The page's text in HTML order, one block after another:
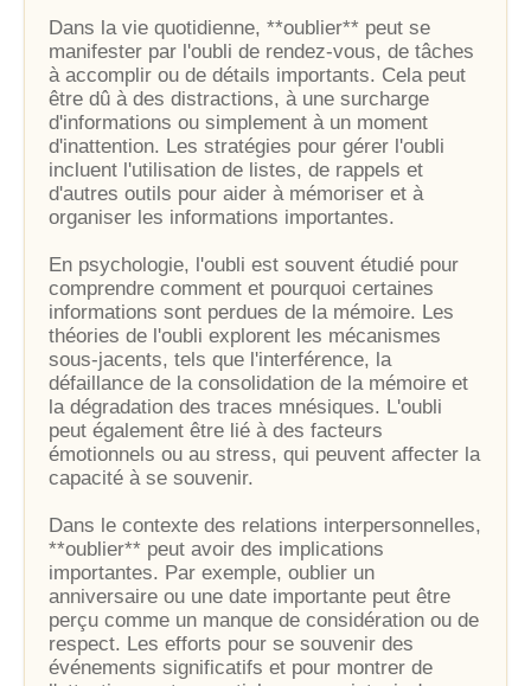
Dans la vie quotidienne, **oublier** peut se
manifester par l'oubli de rendez-vous, de tâches
à accomplir ou de détails importants. Cela peut
être dû à des distractions, à une surcharge
d'informations ou simplement à un moment
d'inattention. Les stratégies pour gérer l'oubli
incluent l'utilisation de listes, de rappels et
d'autres outils pour aider à mémoriser et à
organiser les informations importantes.
En psychologie, l'oubli est souvent étudié pour
comprendre comment et pourquoi certaines
informations sont perdues de la mémoire. Les
théories de l'oubli explorent les mécanismes
sous-jacents, tels que l'interférence, la
défaillance de la consolidation de la mémoire et
la dégradation des traces mnésiques. L'oubli
peut également être lié à des facteurs
émotionnels ou au stress, qui peuvent affecter la
capacité à se souvenir.
Dans le contexte des relations interpersonnelles,
**oublier** peut avoir des implications
importantes. Par exemple, oublier un
anniversaire ou une date importante peut être
perçu comme un manque de considération ou de
respect. Les efforts pour se souvenir des
événements significatifs et pour montrer de